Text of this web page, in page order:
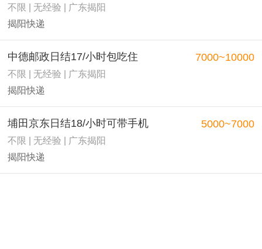
不限 | 无经验 | 广东揭阳
揭阳快递
中德邮政日结17/小时包吃住
不限 | 无经验 | 广东揭阳
揭阳快递
7000~10000
埔田京东日结18/小时可带手机
不限 | 无经验 | 广东揭阳
揭阳快递
5000~7000